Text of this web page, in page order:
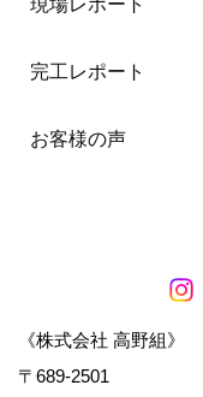
現場レポート
完工レポート
お客様の声
《株式会社 高野組》
〒689-2501